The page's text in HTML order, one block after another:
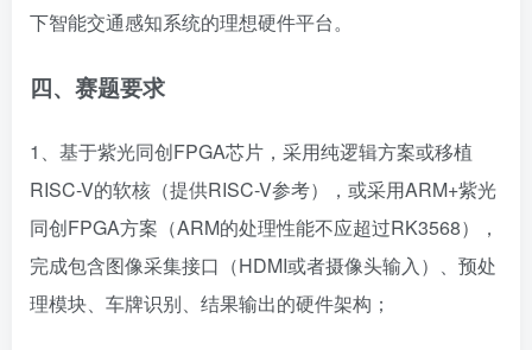
下智能交通感知系统的理想硬件平台。
四、赛题要求
1、基于紫光同创FPGA芯片，采用纯逻辑方案或移植
RISC-V的软核（提供RISC-V参考），或采用ARM+紫光
同创FPGA方案（ARM的处理性能不应超过RK3568），
完成包含图像采集接口（HDMI或者摄像头输入）、预处
理模块、车牌识别、结果输出的硬件架构；